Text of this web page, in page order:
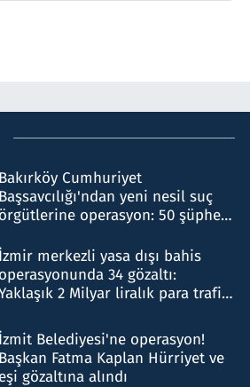
Bakırköy Cumhuriyet
Başsavcılığı'ndan yeni nesil suç
örgütlerine operasyon: 50 şüpheli
İzmir merkezli yasa dışı bahis
operasyonunda 34 gözaltı:
2 Milyar liralık para trafiği
İzmit Belediyesi'ne operasyon!
Başkan Fatma Kaplan Hürriyet ve
eşi gözaltına alındı